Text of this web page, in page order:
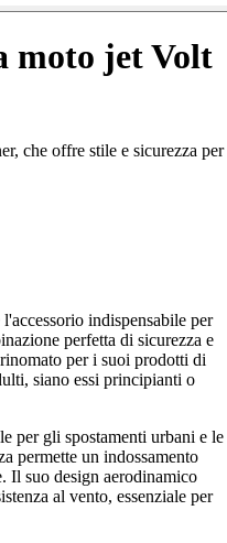
moto jet Volt
che offre stile e sicurezza per
indispensabile per
perfetta di sicurezza e
per i suoi prodotti di
siano essi principianti o
per gli spostamenti urbani e le
permette un indossamento
Il suo design aerodinamico
al vento, essenziale per